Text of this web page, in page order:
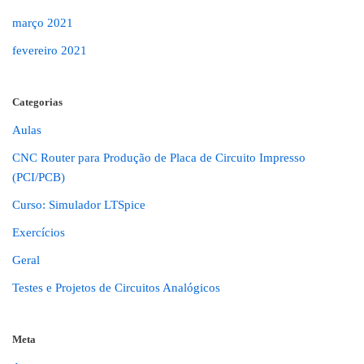
março 2021
fevereiro 2021
Categorias
Aulas
CNC Router para Produção de Placa de Circuito Impresso
(PCI/PCB)
Curso: Simulador LTSpice
Exercícios
Geral
Testes e Projetos de Circuitos Analógicos
Meta